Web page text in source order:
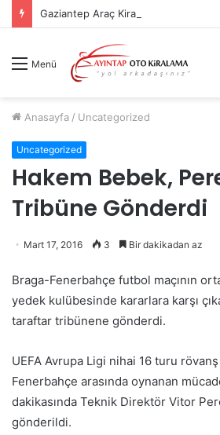
Gaziantep Araç Kiralama Sık Sorulan
Menü
Anasayfa / Uncategorized
Uncategorized
Hakem Bebek,
Tribüne Gönderdi
Mart 17, 2016 3 Bir dakikadan az
Braga-Fenerbahçe futbol maçının
yedek kulübesinde kararlara karşı
taraftar tribünene gönderdi.
UEFA Avrupa Ligi nihai 16 turu
Fenerbahçe arasında oynanan
dakikasında Teknik Direktör Vitor
gönderildi.